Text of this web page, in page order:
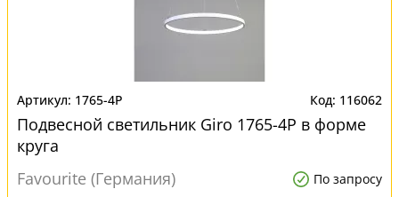
1765-4P 116062
Подвесной светильник Giro 1765-4P в форме
круга
Favourite (Германия)
По запросу